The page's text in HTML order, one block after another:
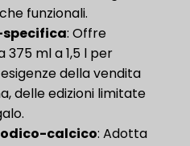
funzionali.
: Offre
ml a 1,5 l per
della vendita
delle edizioni limitate
calcico​: Adotta